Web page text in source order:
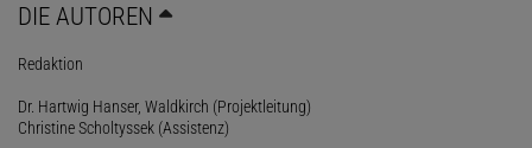
DIE AUTOREN
Redaktion
Dr. Hartwig Hanser, Waldkirch (Projektleitung)
Christine Scholtyssek (Assistenz)